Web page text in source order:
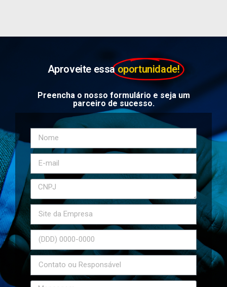
Aproveite essa oportunidade!
Preencha o nosso formulário e seja um
parceiro de sucesso.